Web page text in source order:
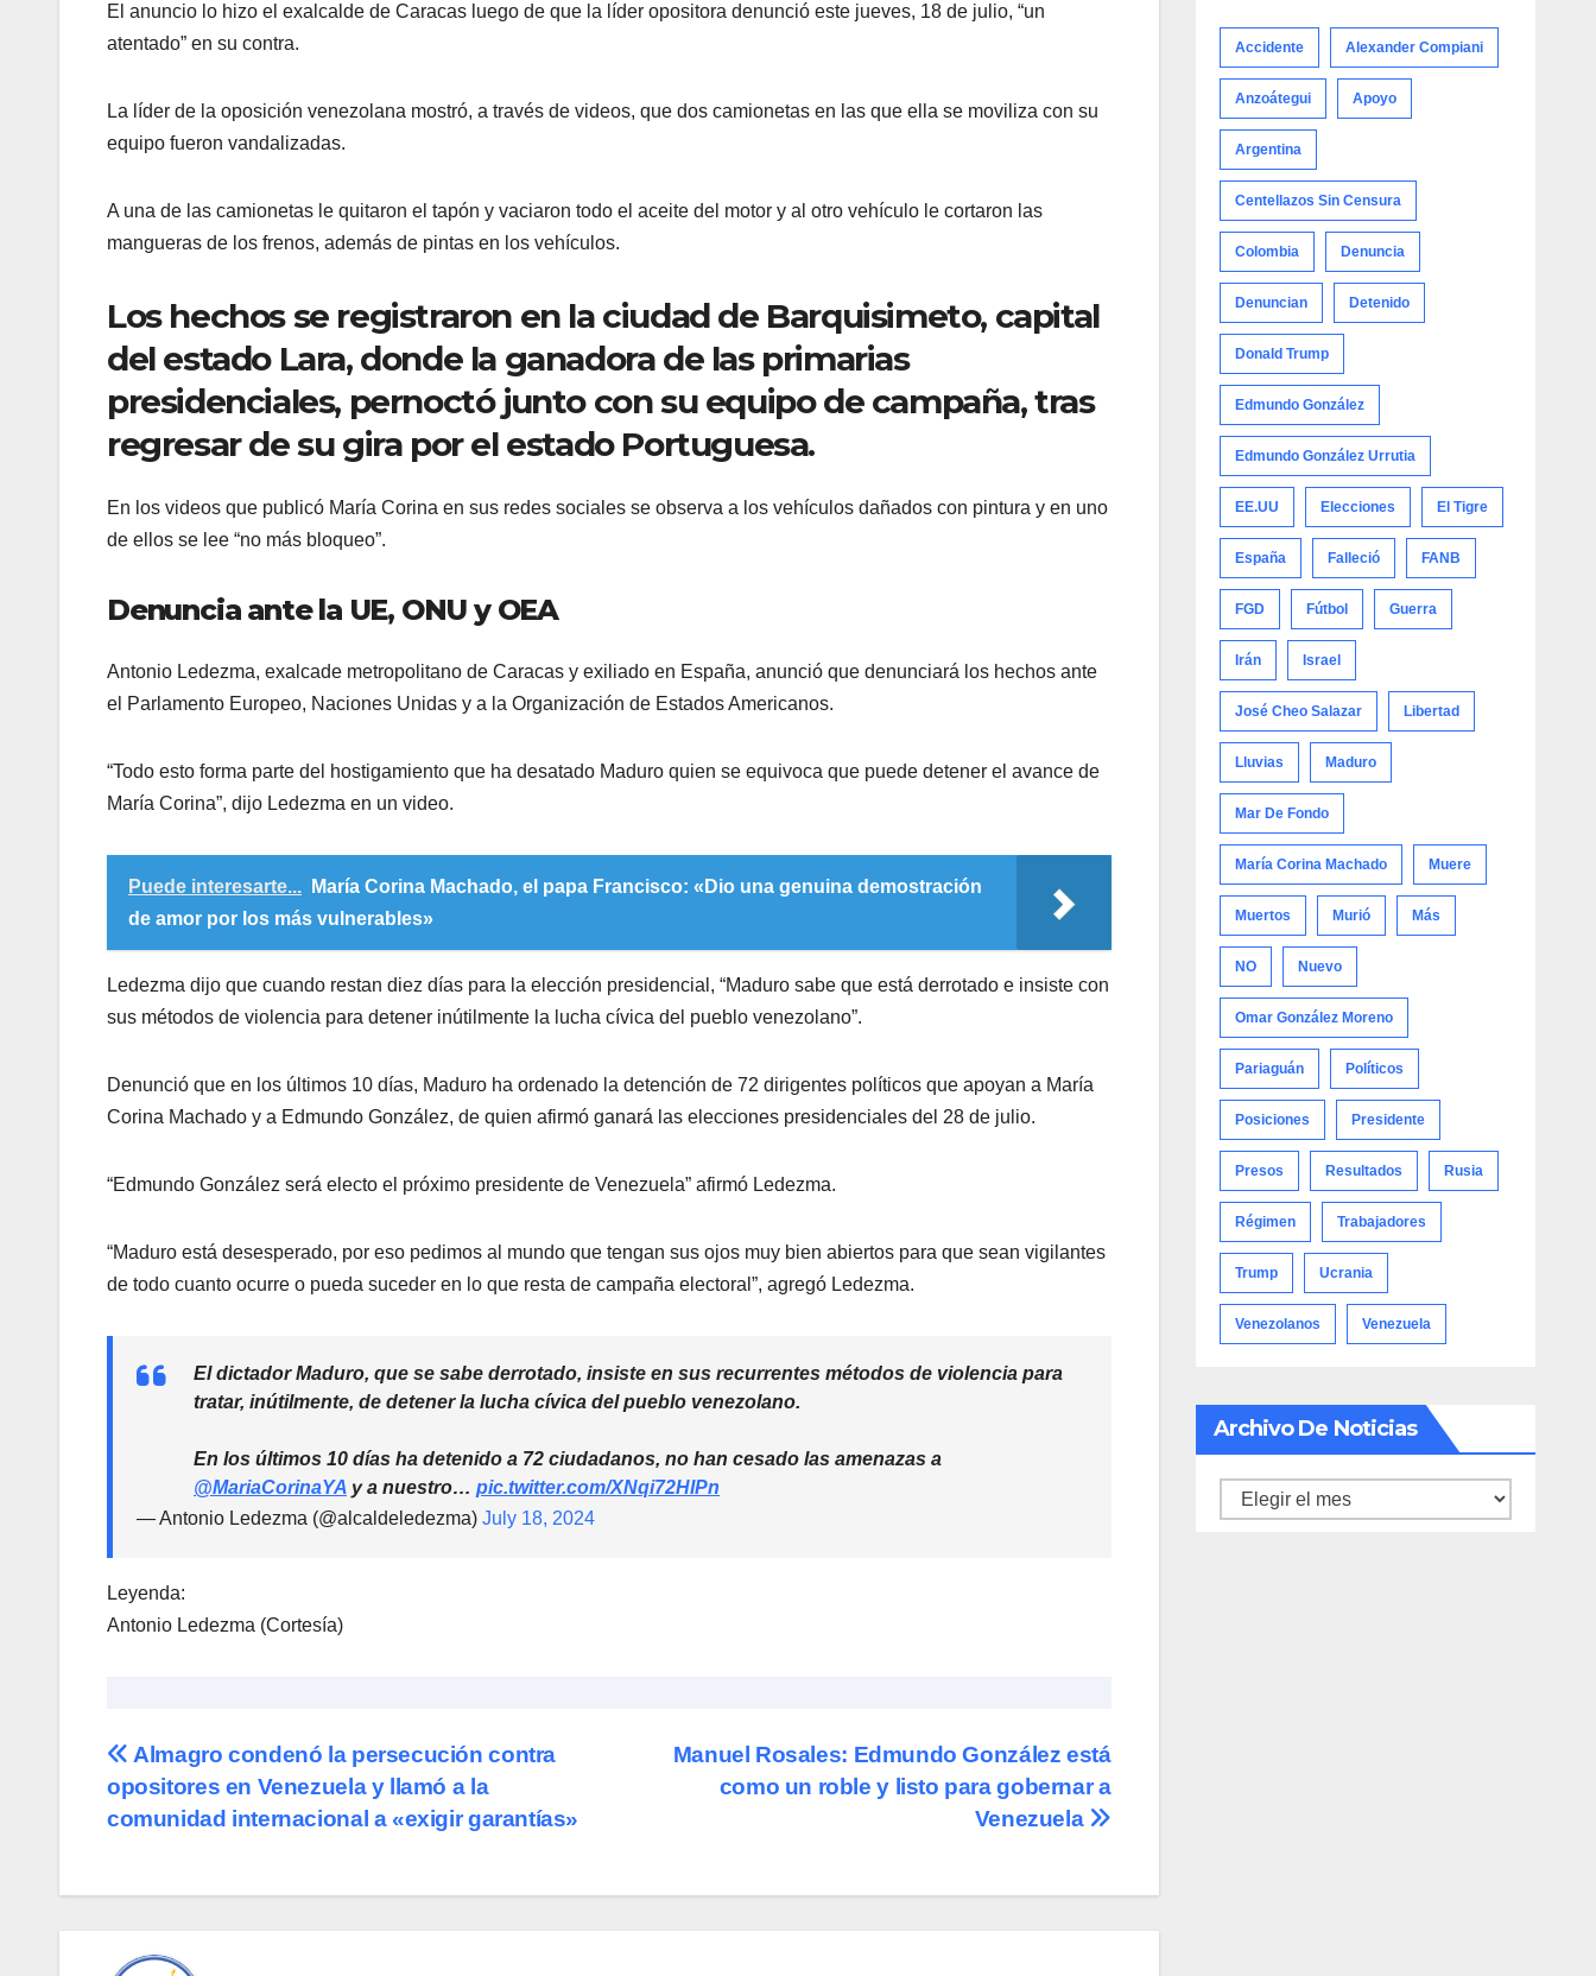
El anuncio lo hizo el exalcalde de Caracas luego de que la líder opositora denunció este jueves, 18 de julio, “un
atentado” en su contra.
La líder de la oposición venezolana mostró, a través de videos, que dos camionetas en las que ella se moviliza con su
equipo fueron vandalizadas.
A una de las camionetas le quitaron el tapón y vaciaron todo el aceite del motor y al otro vehículo le cortaron las
mangueras de los frenos, además de pintas en los vehículos.
Los hechos se registraron en la ciudad de Barquisimeto, capital
del estado Lara, donde la ganadora de las primarias
presidenciales, pernoctó junto con su equipo de campaña, tras
regresar de su gira por el estado Portuguesa.
En los videos que publicó María Corina en sus redes sociales se observa a los vehículos dañados con pintura y en uno
de ellos se lee “no más bloqueo”.
Denuncia ante la UE, ONU y OEA
Antonio Ledezma, exalcade metropolitano de Caracas y exiliado en España, anunció que denunciará los hechos ante
el Parlamento Europeo, Naciones Unidas y a la Organización de Estados Americanos.
“Todo esto forma parte del hostigamiento que ha desatado Maduro quien se equivoca que puede detener el avance de
María Corina”, dijo Ledezma en un video.
Puede interesarte...
María Corina Machado, el papa Francisco: «Dio una genuina demostración
de amor por los más vulnerables»
Ledezma dijo que cuando restan diez días para la elección presidencial, “Maduro sabe que está derrotado e insiste con
sus métodos de violencia para detener inútilmente la lucha cívica del pueblo venezolano”.
Denunció que en los últimos 10 días, Maduro ha ordenado la detención de 72 dirigentes políticos que apoyan a María
Corina Machado y a Edmundo González, de quien afirmó ganará las elecciones presidenciales del 28 de julio.
“Edmundo González será electo el próximo presidente de Venezuela” afirmó Ledezma.
“Maduro está desesperado, por eso pedimos al mundo que tengan sus ojos muy bien abiertos para que sean vigilantes
de todo cuanto ocurre o pueda suceder en lo que resta de campaña electoral”, agregó Ledezma.
El dictador Maduro, que se sabe derrotado, insiste en sus recurrentes métodos de violencia para
tratar, inútilmente, de detener la lucha cívica del pueblo venezolano.
En los últimos 10 días ha detenido a 72 ciudadanos, no han cesado las amenazas a
@MariaCorinaYA y a nuestro… pic.twitter.com/XNqi72HIPn
— Antonio Ledezma (@alcaldeledezma) July 18, 2024
Leyenda:
Antonio Ledezma (Cortesía)
Navegación
de
Manuel Rosales: Edmundo González está
como un roble y listo para gobernar a
Venezuela
Almagro condenó la persecución contra
opositores en Venezuela y llamó a la
comunidad internacional a «exigir garantías»
Accidente Alexander Compiani
Anzoátegui Apoyo
Argentina
Centellazos Sin Censura
Colombia Denuncia
Denuncian Detenido
Donald Trump
Edmundo González
Edmundo González Urrutia
EE.UU Elecciones El Tigre
España Falleció FANB
FGD Fútbol Guerra
Irán Israel
José Cheo Salazar Libertad
Lluvias Maduro
Mar De Fondo
María Corina Machado Muere
Muertos Murió Más
NO Nuevo
Omar González Moreno
Pariaguán Políticos
Posiciones Presidente
Presos Resultados Rusia
Régimen Trabajadores
Trump Ucrania
Venezolanos Venezuela
Archivo De Noticias
Archivo